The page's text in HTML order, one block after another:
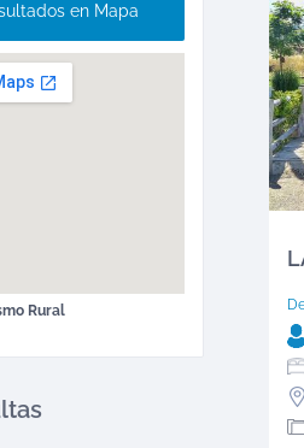
en Mapa
Rural